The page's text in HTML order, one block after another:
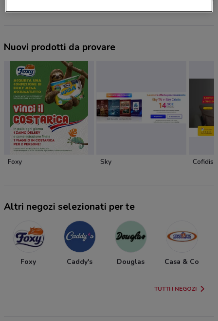
Caddy's
Nuovi prodotti da provare
Foxy Sky Cofidis
Altri negozi selezionati per te
Foxy Caddy's Douglas Casa & Co
TUTTI I NEGOZI